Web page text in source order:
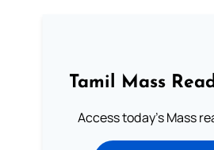
Tamil Mass
Access today's Mass